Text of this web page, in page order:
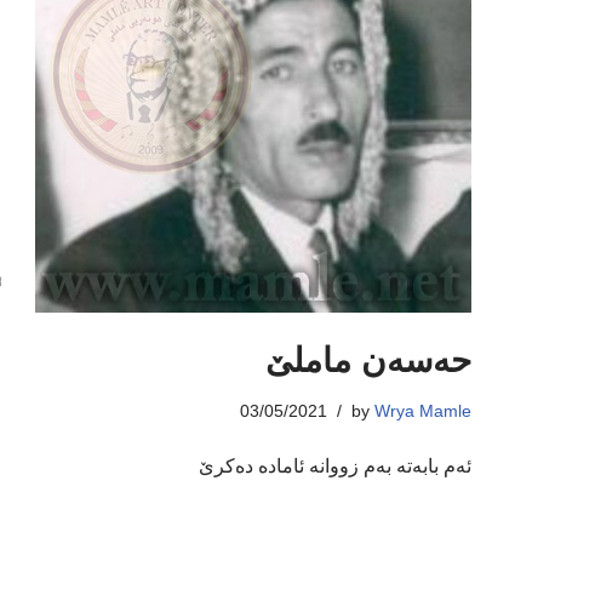
حەسەن ماملێ
by Wrya Mamle
03/05/2021
ئەم بابەتە بەم زووانە ئامادە دەکرێ